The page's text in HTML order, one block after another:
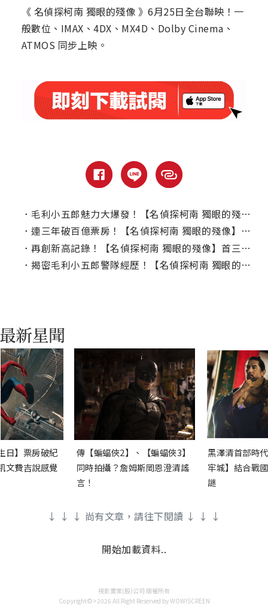
《 名偵探柯南 獨眼的殘像 》6月25日全台聯映！一
般數位、IMAX、4DX、MX4D、Dolby Cinema、
ATMOS 同步上映。
． 毛利小五郎魅力大爆發！【名偵探柯南 獨眼的殘像】首日票房1,518萬全台奪冠！
． 連三年破百億票房！【名偵探柯南 獨眼的殘像】毛利小五郎故事接棒同樣高票房
． 再創新高記錄！【名偵探柯南 獨眼的殘像】首三天票房突破34億日圓！
． 揭密毛利小五郎警隊經歷！【名偵探柯南 獨眼的殘像】台灣上映日解禁
日】票房破紀
文費吉說感覺
傳【蝙蝠俠2】、【蝙蝠俠3】
同時拍攝？詹姆斯岡恩澄清謠
言！
黑澤清首部時
牢城】結合戰
謎
↓ ↓ ↓ 尚有文章，請往下閱讀 ↓ ↓ ↓
開始加載資料..
視影實業(股)公司 版權所有
Copyright©>2026 All Right Reserved by WOW!SCREEN